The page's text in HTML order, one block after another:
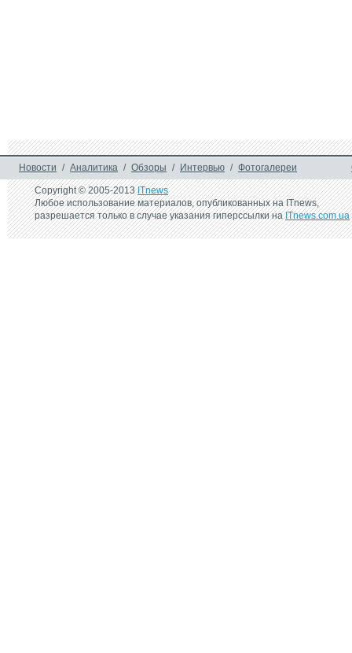
Новости / Аналитика / Обзоры / Интервью / Фотогалереи
Copyright © 2005-2013ITnews
Любое использование материалов, опубликованных на ITnews,
разрешается только в случае указания гиперссылки наITnews.com.ua